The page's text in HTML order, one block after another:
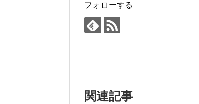
フォローする
関連記事